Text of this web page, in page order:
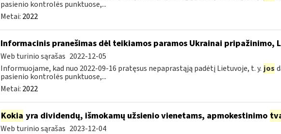
pasienio kontrolės punktuose,...
Metai: 2022
Informacinis pranešimas dėl teikiamos paramos Ukrainai pripažinimo,
Web turinio sąrašas 2022-12-05
Informuojame, kad nuo 2022-09-16 pratęsus nepaprastąją padėtį Lietuvoje, t. y. jos
pasienio kontrolės punktuose,...
Metai: 2022
Kokia yra dividendų, išmokamų užsienio vienetams, apmokestinimo
Web turinio sąrašas 2023-12-04